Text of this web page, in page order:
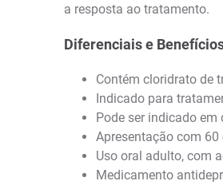
a resposta ao tratamento.
Diferenciais e
Contém cloridrato de
Indicado para
Pode ser indicado
Apresentação com
Uso oral adulto, com
Medicamento